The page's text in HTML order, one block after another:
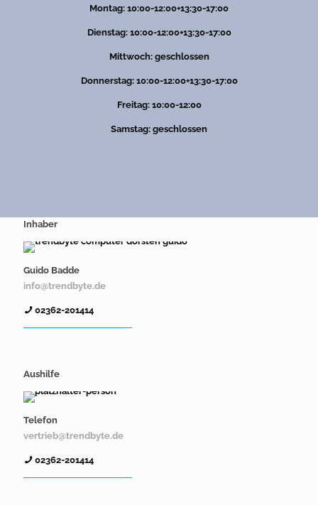
Montag: 10:00-12:00+13:30-17:00
Dienstag: 10:00-12:00+13:30-17:00
Mittwoch: geschlossen
Donnerstag: 10:00-12:00+13:30-17:00
Freitag: 10:00-12:00
Samstag: geschlossen
Inhaber
Guido Badde
info@trendbyte.de
02362-201414
Aushilfe
Telefon
vertrieb@trendbyte.de
02362-201414